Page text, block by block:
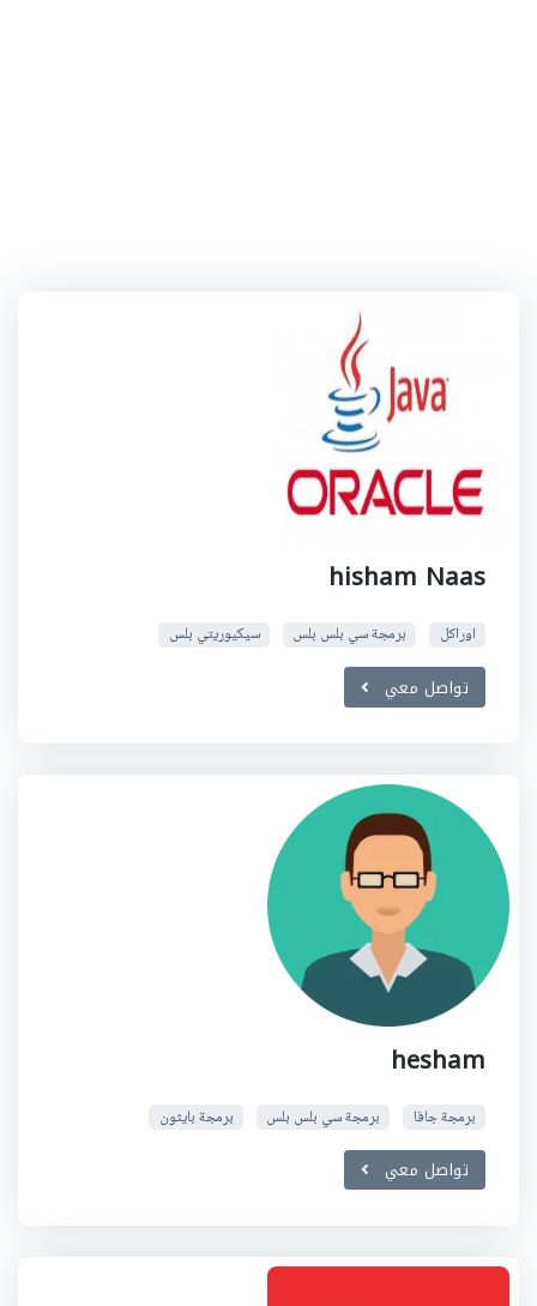
hisham Naas
اوراكل برمجة سي بلس بلس سيكيوريتي بلس
تواصل معي
hesham
برمجة جافا برمجة سي بلس بلس برمجة بايثون
تواصل معي